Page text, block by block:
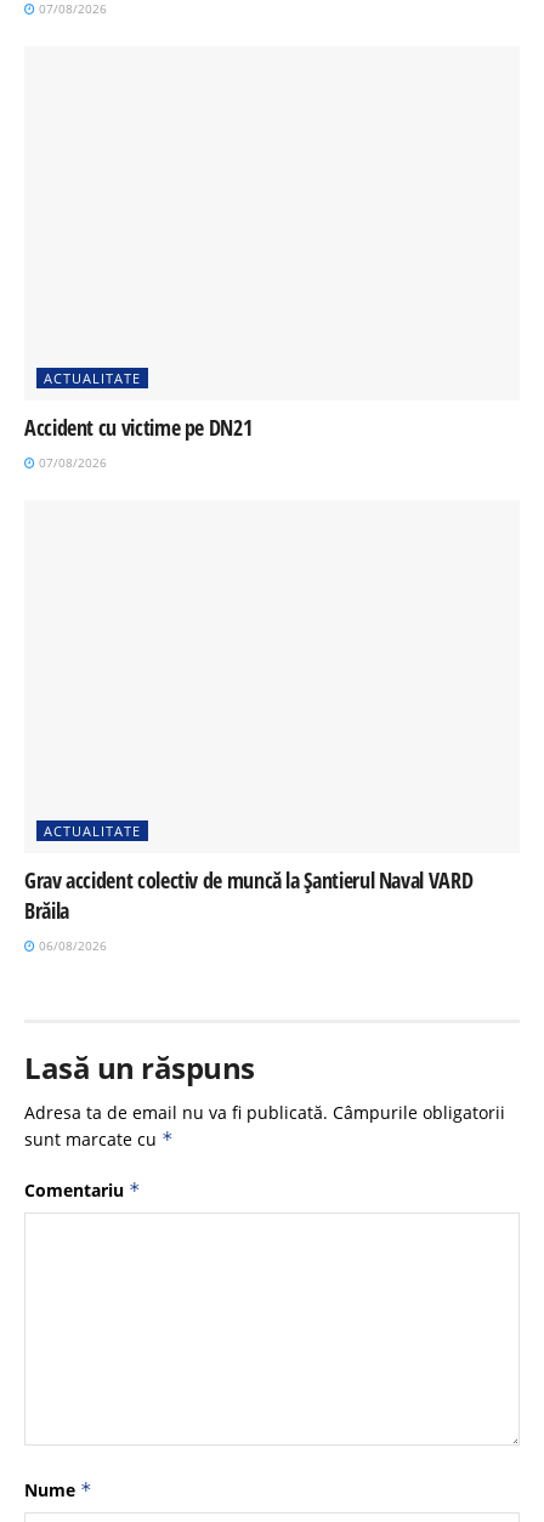
07/08/2026
ACTUALITATE
Accident cu victime pe DN21
07/08/2026
ACTUALITATE
Grav accident colectiv de muncă la Șantierul Naval VARD
Brăila
06/08/2026
Lasă un răspuns
Adresa ta de email nu va fi publicată. Câmpurile obligatorii
sunt marcate cu *
Comentariu *
Nume *